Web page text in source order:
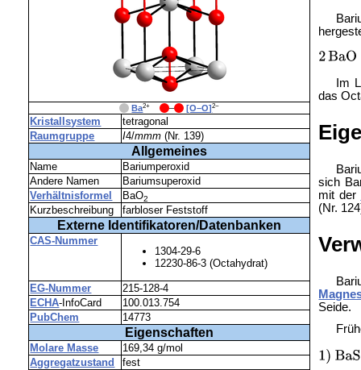
Ba2+ _ – _ [O–O]2−
Kristallsystem
tetragonal
Raumgruppe
I4/mmm (Nr. 139)
Allgemeines
Name
Bariumperoxid
Andere Namen
Bariumsuperoxid
Verhältnisformel
BaO2
Kurzbeschreibung farbloser Feststoff
Externe Identifikatoren/Datenbanken
CAS-Nummer
1304-29-6
12230-86-3 (Octahydrat)
EG-Nummer
215-128-4
ECHA-InfoCard
100.013.754
PubChem
14773
Eigenschaften
Molare Masse
169,34 g/mol
Aggregatzustand
fest
Im
das
sich
mit der
(Nr.
Seide.